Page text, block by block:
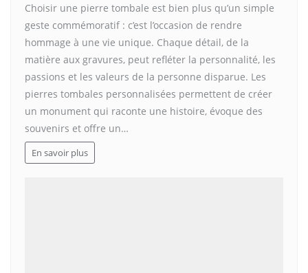
Choisir une pierre tombale est bien plus qu’un simple
geste commémoratif : c’est l’occasion de rendre
hommage à une vie unique. Chaque détail, de la
matière aux gravures, peut refléter la personnalité, les
passions et les valeurs de la personne disparue. Les
pierres tombales personnalisées permettent de créer
un monument qui raconte une histoire, évoque des
souvenirs et offre un…
En savoir plus